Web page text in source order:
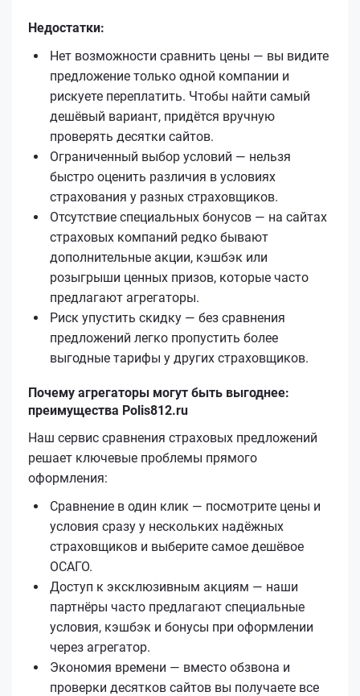
Недостатки:
Нет возможности сравнить цены — вы видите
предложение только одной компании и
рискуете переплатить. Чтобы найти самый
дешёвый вариант, придётся вручную
проверять десятки сайтов.
Ограниченный выбор условий — нельзя
быстро оценить различия в условиях
страхования у разных страховщиков.
Отсутствие специальных бонусов — на сайтах
страховых компаний редко бывают
дополнительные акции, кэшбэк или
розыгрыши ценных призов, которые часто
предлагают агрегаторы.
Риск упустить скидку — без сравнения
предложений легко пропустить более
выгодные тарифы у других страховщиков.
Почему агрегаторы могут быть выгоднее:
преимущества Polis812.ru
Наш сервис сравнения страховых предложений
решает ключевые проблемы прямого
оформления:
Сравнение в один клик — посмотрите цены и
условия сразу у нескольких надёжных
страховщиков и выберите самое дешёвое
ОСАГО.
Доступ к эксклюзивным акциям — наши
партнёры часто предлагают специальные
условия, кэшбэк и бонусы при оформлении
через агрегатор.
Экономия времени — вместо обзвона и
проверки десятков сайтов вы получаете все